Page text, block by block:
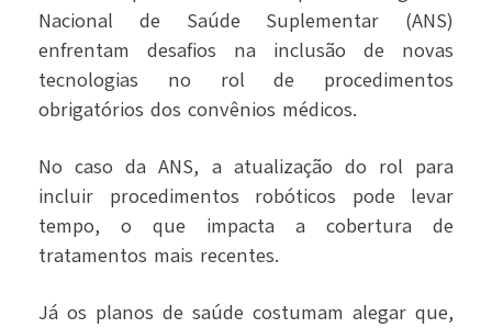
Nacional de Saúde Suplementar (ANS)
enfrentam desafios na inclusão de novas
tecnologias no rol de procedimentos
obrigatórios dos convênios médicos.
No caso da ANS, a atualização do rol para
incluir procedimentos robóticos pode levar
tempo, o que impacta a cobertura de
tratamentos mais recentes.
Já os planos de saúde costumam alegar que,